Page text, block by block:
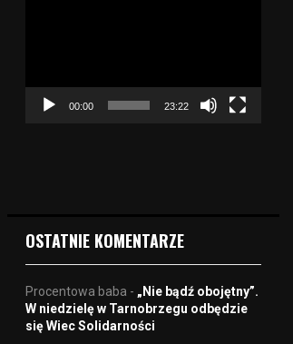
e
o
00:00 23:22
OSTATNIE KOMENTARZE
Procentowa baba - „Nie bądź obojętny”.
W niedzielę w Tarnobrzegu odbędzie
się Wiec Solidarności